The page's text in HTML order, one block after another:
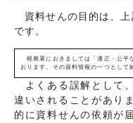
資料せんの目的は、上
です。
税務署におきましては「適正・公平
おります。その資料情報の一つとして
よくある誤解として
違いされることがあり
的に資料せんの依頼が